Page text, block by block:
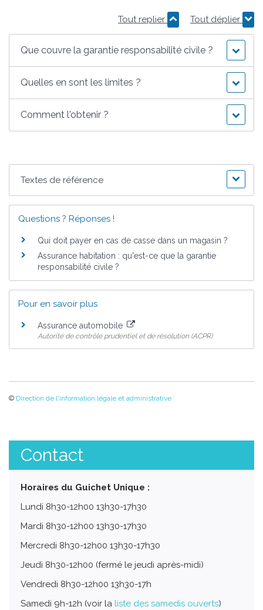
Tout replier Tout déplier
Que couvre la garantie responsabilité civile ?
Quelles en sont les limites ?
Comment l'obtenir ?
Textes de référence
Questions ? Réponses !
Qui doit payer en cas de casse dans un magasin ?
Assurance habitation : qu'est-ce que la garantie
responsabilité civile ?
Pour en savoir plus
Assurance automobile
Autorité de contrôle prudentiel et de résolution (ACPR)
© Direction de l'information légale et administrative
Contact
Horaires du Guichet Unique :
Lundi 8h30-12h00 13h30-17h30
Mardi 8h30-12h00 13h30-17h30
Mercredi 8h30-12h00 13h30-17h30
Jeudi 8h30-12h00 (fermé le jeudi après-midi)
Vendredi 8h30-12h00 13h30-17h
Samedi 9h-12h (voir la liste des samedis ouverts)